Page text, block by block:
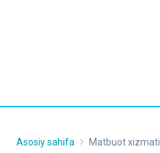
Asosiy sahifa Matbuot xizmati